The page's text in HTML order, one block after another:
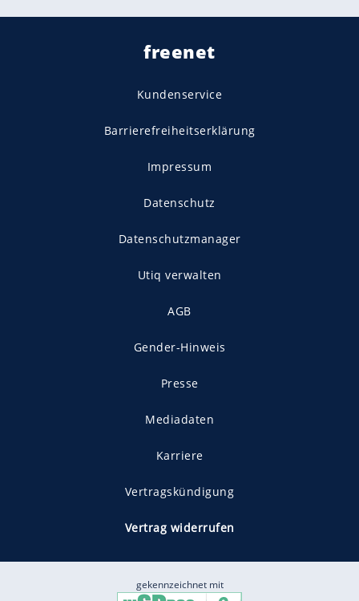
freenet
Kundenservice
Barrierefreiheitserklärung
Impressum
Datenschutz
Datenschutzmanager
Utiq verwalten
AGB
Gender-Hinweis
Presse
Mediadaten
Karriere
Vertragskündigung
Vertrag widerrufen
gekennzeichnet mit